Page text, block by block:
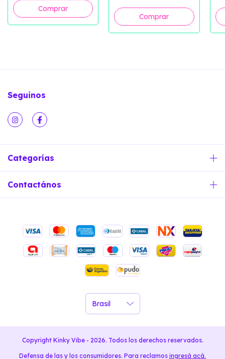
Seguinos
Categorías
Contactános
Copyright Kinky Vibe - 2026. Todos los derechos reservados.
Defensa de las y los consumidores. Para reclamos ingresá acá.